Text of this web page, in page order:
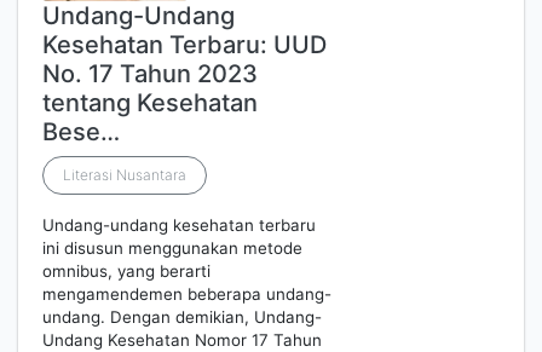
Undang-Undang
Kesehatan Terbaru: UUD
No. 17 Tahun 2023
tentang Kesehatan
Bese…
Literasi Nusantara
Undang-undang kesehatan terbaru
ini disusun menggunakan metode
omnibus, yang berarti
mengamendemen beberapa undang-
undang. Dengan demikian, Undang-
Undang Kesehatan Nomor 17 Tahun